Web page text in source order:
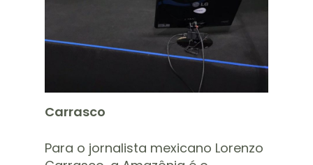
Carrasco
Para o jornalista mexicano Lorenzo